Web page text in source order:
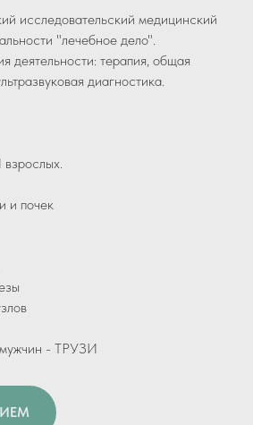
исследовательский медицинский
"лечебное дело".
деятельности: терапия, общая
диагностика.
и почек
- ТРУЗИ